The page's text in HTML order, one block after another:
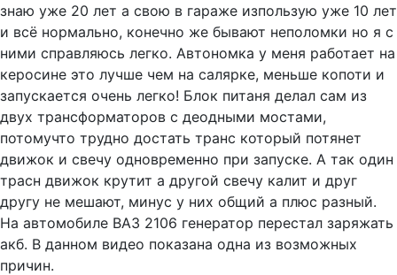
знаю уже 20 лет а свою в гараже изпользую уже 10 лет
и всё нормально, конечно же бывают неполомки но я с
ними справляюсь легко. Автономка у меня работает на
керосине это лучше чем на салярке, меньше копоти и
запускается очень легко! Блок питаня делал сам из
двух трансформаторов с деодными мостами,
потомучто трудно достать транс который потянет
движок и свечу одновременно при запуске. А так один
трасн движок крутит а другой свечу калит и друг
другу не мешают, минус у них общий а плюс разный.
На автомобиле ВАЗ 2106 генератор перестал заряжать
акб. В данном видео показана одна из возможных
причин.